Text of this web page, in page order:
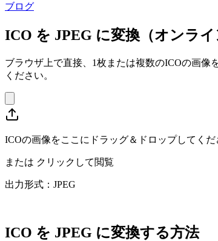
ブログ
ICO を JPEG に変換（オンライ
ブラウザ上で直接、1枚または複数のICOの画像
ください。
ICOの画像をここにドラッグ＆ドロップしてくだ
または クリックして閲覧
出力形式：JPEG
ICO を JPEG に変換する方法